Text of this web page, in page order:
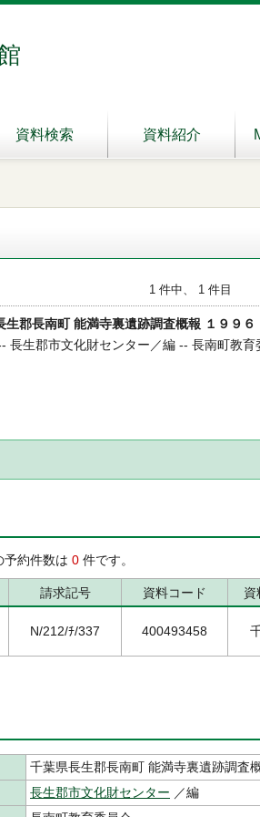
資料検索 資料紹介
1 件中、 1 件目
生郡長南町 能満寺裏遺跡調査概報 １９９６
長生郡市文化財センター／編 -- 長南町教
予約件数は 0 件です。
請求記号 資料コード 資
N/212/ﾁ/337 400493458
千葉県長生郡長南町 能満寺裏遺跡調査
長生郡市文化財センター ／編